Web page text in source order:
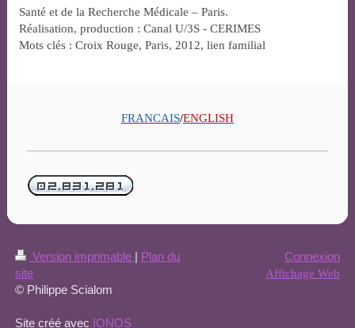
Santé et de la Recherche Médicale – Paris.
Réalisation, production : Canal U/3S - CERIMES
Mots clés : Croix Rouge, Paris, 2012, lien familial
FRANCAIS/ENGLISH
Version imprimable | Plan du
site
© Philippe Scialom
Site créé avec IONOS
Connexion
Affichage Web